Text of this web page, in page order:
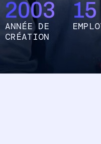
2003
ANNÉE DE
CRÉATION
15